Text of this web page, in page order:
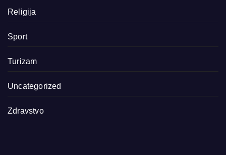
Religija
Sport
Turizam
Uncategorized
Zdravstvo